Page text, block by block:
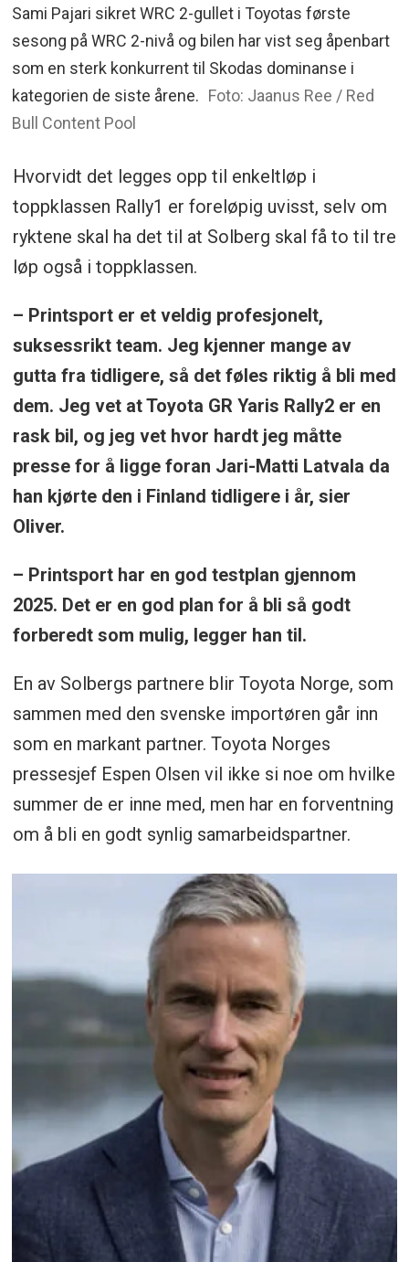
Sami Pajari sikret WRC 2-gullet i Toyotas første
sesong på WRC 2-nivå og bilen har vist seg åpenbart
som en sterk konkurrent til Skodas dominanse i
kategorien de siste årene. Foto: Jaanus Ree / Red
Bull Content Pool
Hvorvidt det legges opp til enkeltløp i
toppklassen Rally1 er foreløpig uvisst, selv om
ryktene skal ha det til at Solberg skal få to til tre
løp også i toppklassen.
– Printsport er et veldig profesjonelt,
suksessrikt team. Jeg kjenner mange av
gutta fra tidligere, så det føles riktig å bli med
dem. Jeg vet at Toyota GR Yaris Rally2 er en
rask bil, og jeg vet hvor hardt jeg måtte
presse for å ligge foran Jari-Matti Latvala da
han kjørte den i Finland tidligere i år, sier
Oliver.
– Printsport har en god testplan gjennom
2025. Det er en god plan for å bli så godt
forberedt som mulig, legger han til.
En av Solbergs partnere blir Toyota Norge, som
sammen med den svenske importøren går inn
som en markant partner. Toyota Norges
pressesjef Espen Olsen vil ikke si noe om hvilke
summer de er inne med, men har en forventning
om å bli en godt synlig samarbeidspartner.